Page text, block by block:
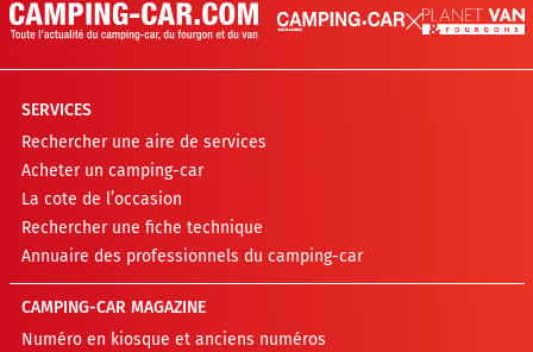
SERVICES
Rechercher une aire de services
Acheter un camping-car
La cote de l’occasion
Rechercher une fiche technique
Annuaire des professionnels du camping-car
CAMPING-CAR MAGAZINE
Numéro en kiosque et anciens numéros